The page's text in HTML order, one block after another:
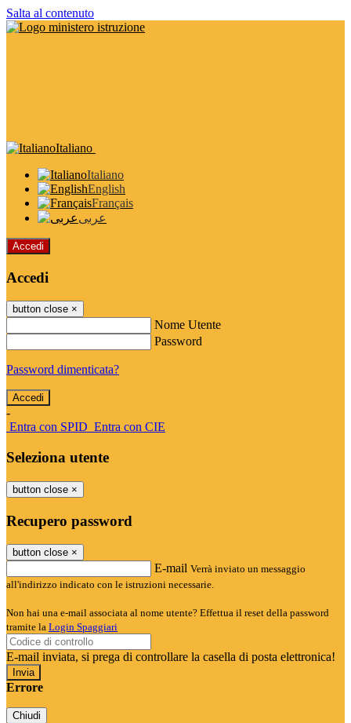
Salta al contenuto
Italiano
Italiano
English
Français
عربى
Accedi
Accedi
button close ×
Nome Utente
Password
Password dimenticata?
-
Entra con SPID Entra con CIE
Seleziona utente
button close ×
Recupero password
button close ×
E-mail Verrà inviato un messaggio
all'indirizzo indicato con le istruzioni necessarie.
Non hai una e-mail associata al nome utente? Effettua il reset della password
tramite la Login Spaggiari
E-mail inviata, si prega di controllare la casella di posta elettronica!
Errore
Chiudi